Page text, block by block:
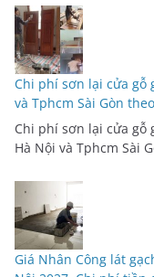
Chi phí sơn lại cửa gỗ
và Tphcm Sài Gòn
Chi phí sơn lại cửa gỗ
Hà Nội và Tphcm Sài
Giá Nhân Công lát